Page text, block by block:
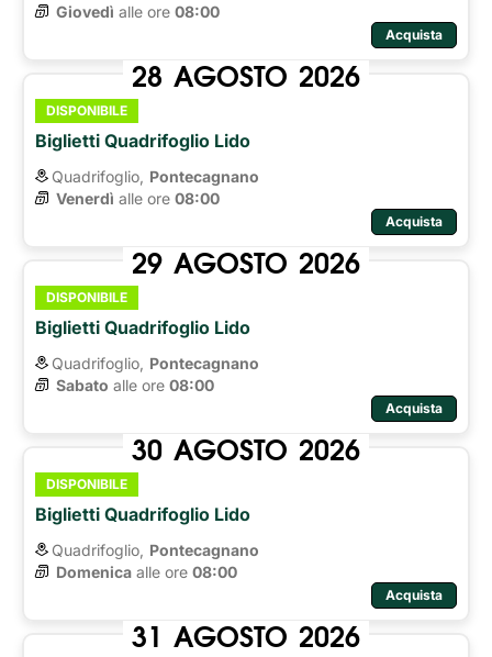
Giovedì alle ore 08:00
Acquista
28 AGOSTO 2026
DISPONIBILE
Biglietti Quadrifoglio Lido
Quadrifoglio, Pontecagnano
Venerdì alle ore 08:00
Acquista
29 AGOSTO 2026
DISPONIBILE
Biglietti Quadrifoglio Lido
Quadrifoglio, Pontecagnano
Sabato alle ore 08:00
Acquista
30 AGOSTO 2026
DISPONIBILE
Biglietti Quadrifoglio Lido
Quadrifoglio, Pontecagnano
Domenica alle ore 08:00
Acquista
31 AGOSTO 2026